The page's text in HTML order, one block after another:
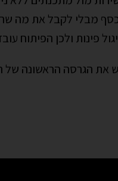
מבלי לקבל את מה
ולכן הפיתוח עובד
הגרסה הראשונה של